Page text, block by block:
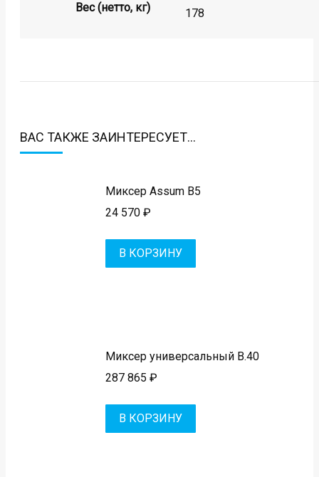
Вес (нетто, кг)
178
ВАС ТАКЖЕ ЗАИНТЕРЕСУЕТ…
Миксер Assum B5
24 570 ₽
В КОРЗИНУ
Миксер универсальный B.40
287 865 ₽
В КОРЗИНУ